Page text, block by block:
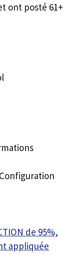
ont posté 61+
de 95%,
appliquée